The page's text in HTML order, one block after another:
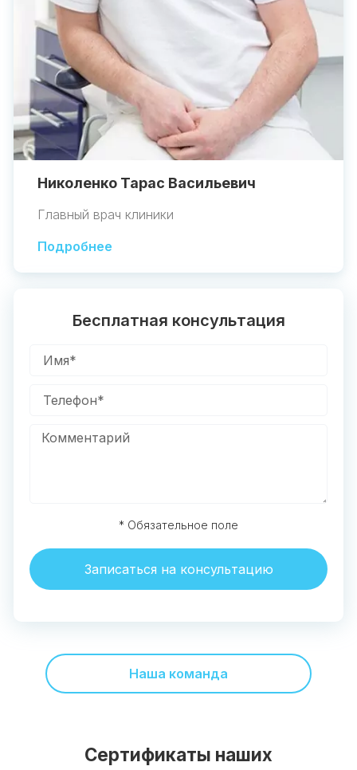
Николенко Тарас Васильевич
Главный врач клиники
Подробнее
Бесплатная консультация
* Обязательное поле
Записаться на консультацию
Наша команда
Сертификаты наших